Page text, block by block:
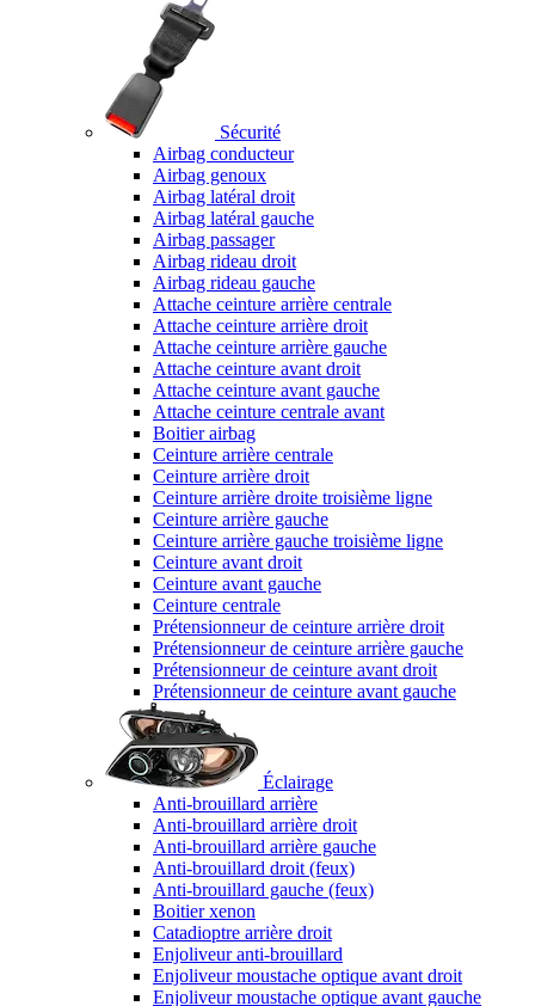
Sécurité
Airbag conducteur
Airbag genoux
Airbag latéral droit
Airbag latéral gauche
Airbag passager
Airbag rideau droit
Airbag rideau gauche
Attache ceinture arrière centrale
Attache ceinture arrière droit
Attache ceinture arrière gauche
Attache ceinture avant droit
Attache ceinture avant gauche
Attache ceinture centrale avant
Boitier airbag
Ceinture arrière centrale
Ceinture arrière droit
Ceinture arrière droite troisième ligne
Ceinture arrière gauche
Ceinture arrière gauche troisième ligne
Ceinture avant droit
Ceinture avant gauche
Ceinture centrale
Prétensionneur de ceinture arrière droit
Prétensionneur de ceinture arrière gauche
Prétensionneur de ceinture avant droit
Prétensionneur de ceinture avant gauche
Éclairage
Anti-brouillard arrière
Anti-brouillard arrière droit
Anti-brouillard arrière gauche
Anti-brouillard droit (feux)
Anti-brouillard gauche (feux)
Boitier xenon
Catadioptre arrière droit
Enjoliveur anti-brouillard
Enjoliveur moustache optique avant droit
Enjoliveur moustache optique avant gauche